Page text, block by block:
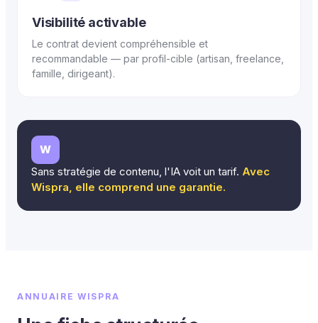
Visibilité activable
Le contrat devient compréhensible et
recommandable — par profil-cible (artisan, freelance,
famille, dirigeant).
W
Sans stratégie de contenu, l'IA voit un tarif. Avec
Wispra, elle comprend une garantie.
ANNUAIRE WISPRA